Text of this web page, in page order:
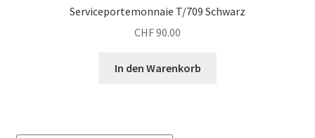
Serviceportemonnaie T/709 Schwarz
CHF90.00
In den Warenkorb